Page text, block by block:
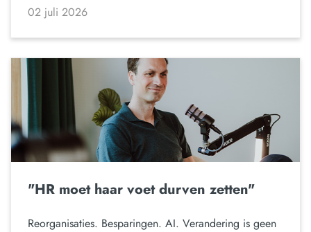
02 juli 2026
"HR moet haar voet durven zetten"
Reorganisaties. Besparingen. AI. Verandering is geen